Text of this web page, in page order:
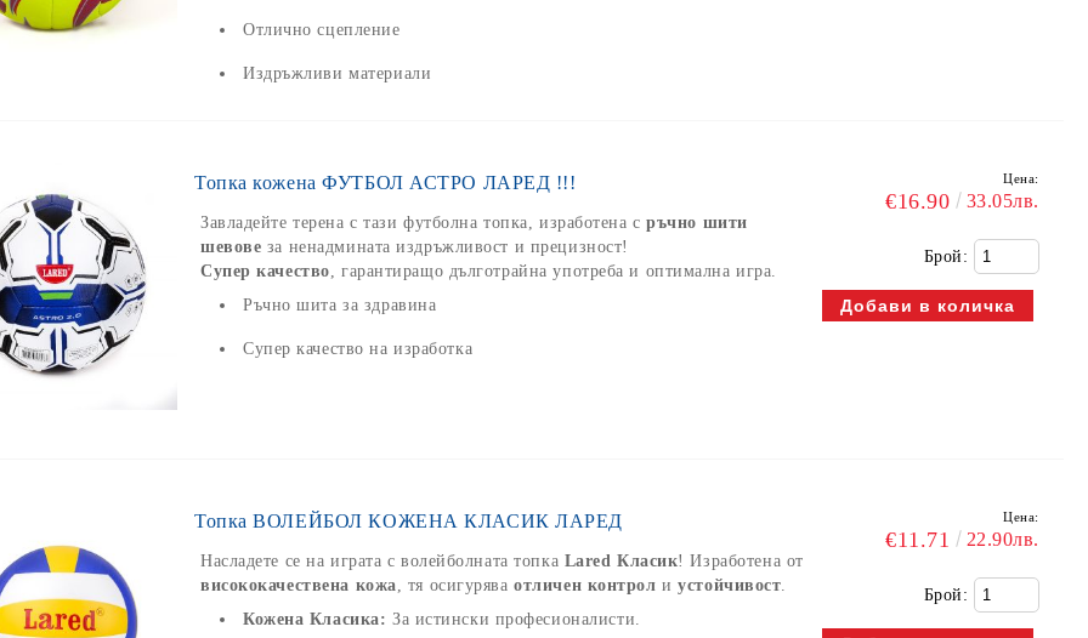
Отлично сцепление
Издръжливи материали
Топка кожена ФУТБОЛ АСТРО ЛАРЕД !!!
Завладейте терена с тази футболна топка, изработена сръчно шити
шевове за ненадмината издръжливост и прецизност!
Супер качество, гарантиращо дълготрайна употреба и оптимална игра.
Ръчно шита за здравина
Супер качество на изработка
Цена:
€16.90 33.05лв.
Брой:
Топка ВОЛЕЙБОЛ КОЖЕНА КЛАСИК ЛАРЕД
Насладете се на играта с волейболната топка Lared Класик! Изработена от
висококачествена кожа, тя осигуряваотличен контрол иустойчивост.
Кожена Класика: За истински професионалисти.
Цена:
€11.71 22.90лв.
Брой: